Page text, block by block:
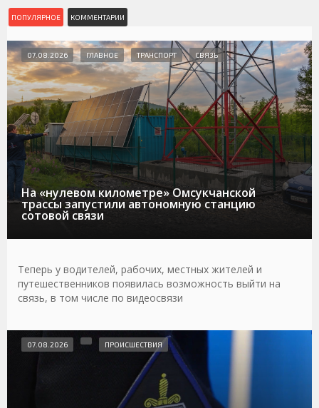
ПОПУЛЯРНОЕ КОММЕНТАРИИ
На «нулевом километре» Омсукчанской
трассы запустили автономную станцию
сотовой связи
07.08.2026 ГЛАВНОЕ ТРАНСПОРТ СВЯЗЬ
Теперь у водителей, рабочих, местных жителей и
путешественников появилась возможность выйти на
связь, в том числе по видеосвязи
07.08.2026 ПРОИСШЕСТВИЯ